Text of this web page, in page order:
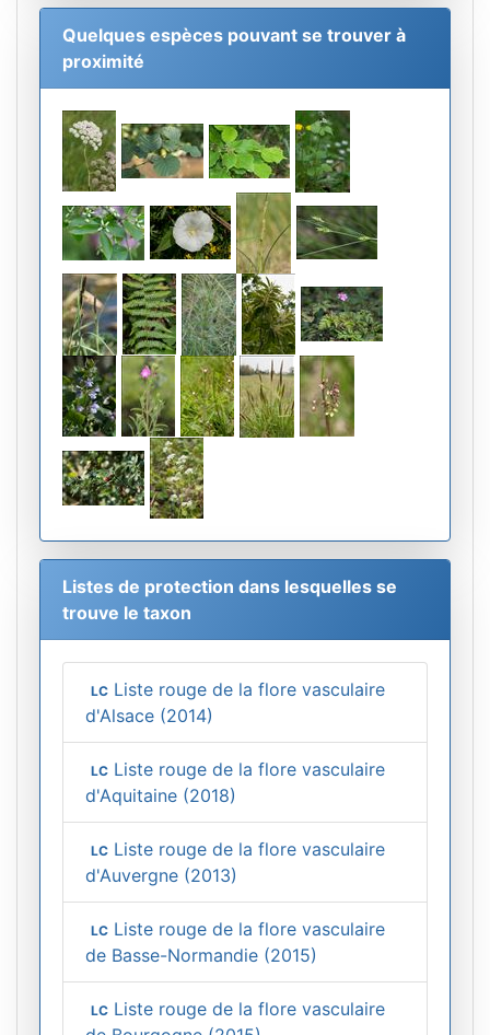
Quelques espèces pouvant se trouver à
proximité
Listes de protection dans lesquelles se
trouve le taxon
LC Liste rouge de la flore vasculaire
d'Alsace (2014)
LC Liste rouge de la flore vasculaire
d'Aquitaine (2018)
LC Liste rouge de la flore vasculaire
d'Auvergne (2013)
LC Liste rouge de la flore vasculaire
de Basse-Normandie (2015)
LC Liste rouge de la flore vasculaire